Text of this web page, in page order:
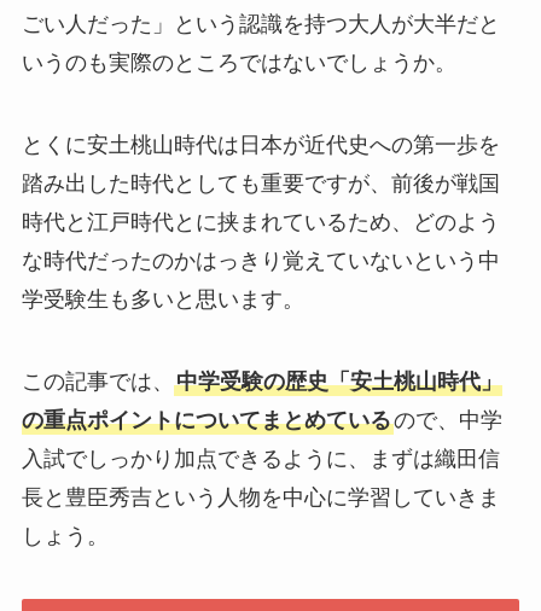
ごい人だった」という認識を持つ大人が大半だと
いうのも実際のところではないでしょうか。
とくに安土桃山時代は日本が近代史への第一歩を
踏み出した時代としても重要ですが、前後が戦国
時代と江戸時代とに挟まれているため、どのよう
な時代だったのかはっきり覚えていないという中
学受験生も多いと思います。
この記事では、 中学受験の歴史「安土桃山時代」
の重点ポイントについてまとめているので、中学
入試でしっかり加点できるように、まずは織田信
長と豊臣秀吉という人物を中心に学習していきま
しょう。